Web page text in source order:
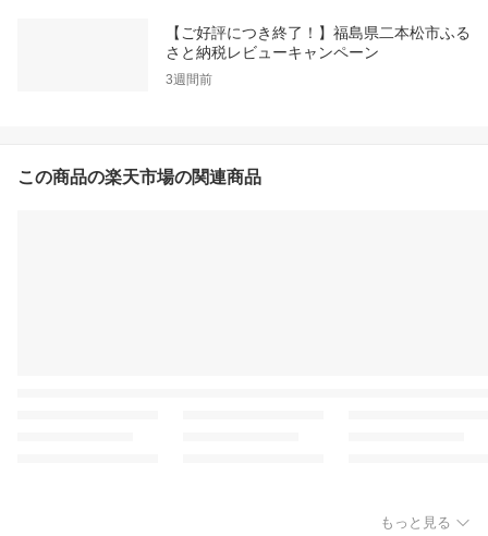
【ご好評につき終了！】福島県二本松市ふる
さと納税レビューキャンペーン
3週間前
この商品の楽天市場の関連商品
もっと見る